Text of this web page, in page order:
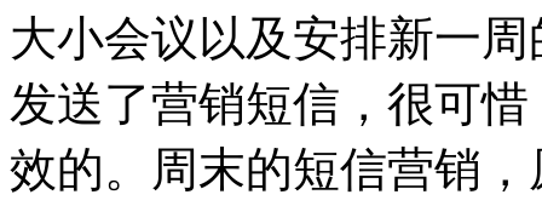
大小会议以及安排新一
发送了营销短信，很可
效的。周末的短信营销